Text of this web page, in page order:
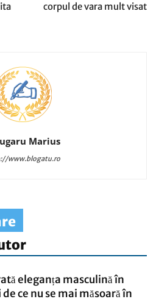
corpul de vara mult visat
Marius
www.blogatu.ro
eleganța masculină în
ce nu se mai măsoară în